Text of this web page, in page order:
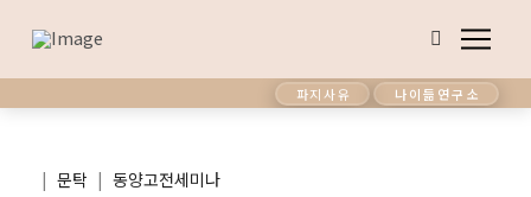
파지사유 나이듦연구소
| 문탁 | 동양고전세미나